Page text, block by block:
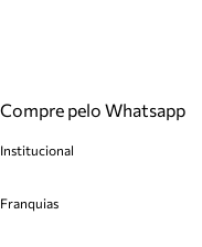
Compre pelo Whatsapp
Institucional
Cashback
Franquias